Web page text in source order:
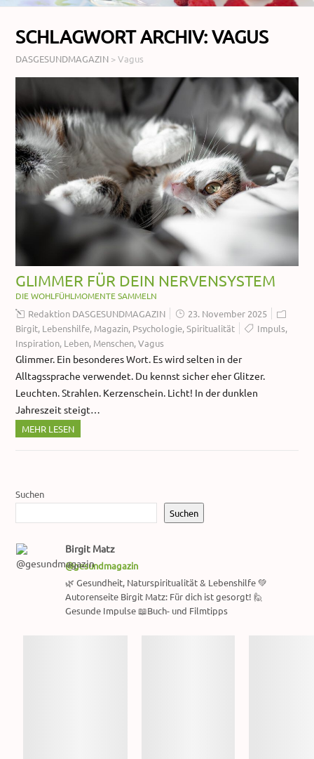
SCHLAGWORT ARCHIV:VAGUS
DASGESUNDMAGAZIN >Vagus
GLIMMER FÜR DEIN NERVENSYSTEM
DIE WOHLFÜHLMOMENTE SAMMELN
Redaktion DASGESUNDMAGAZIN
23. November 2025
Birgit, Lebenshilfe, Magazin, Psychologie,Spiritualität Impuls,
Inspiration, Leben, Menschen,Vagus
Glimmer. Ein besonderes Wort. Es wird selten in der
Alltagssprache verwendet. Du kennst sicher eher Glitzer.
Leuchten. Strahlen. Kerzenschein. Licht! In der dunklen
Jahreszeit steigt…
MEHR LESEN
Suchen
Suchen
Birgit Matz
@gesundmagazin
🌿 Gesundheit, Naturspiritualität & Lebenshilfe 💚
Autorenseite Birgit Matz: Für dich ist gesorgt! 🙋
Gesunde Impulse 📖Buch- und Filmtipps